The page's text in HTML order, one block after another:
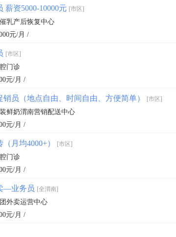
薪资5000-10000元 [市区]
乳产后恢复中心
元/月 /
[市区]
门诊
元/月 /
销员（地点自由、时间自由、方便简单） [市区]
鲜奶渭南营销配送中心
元/月 /
月均4000+） [市区]
门诊
元/月 /
—业务员 [全渭南]
外卖运营中心
元/月 /